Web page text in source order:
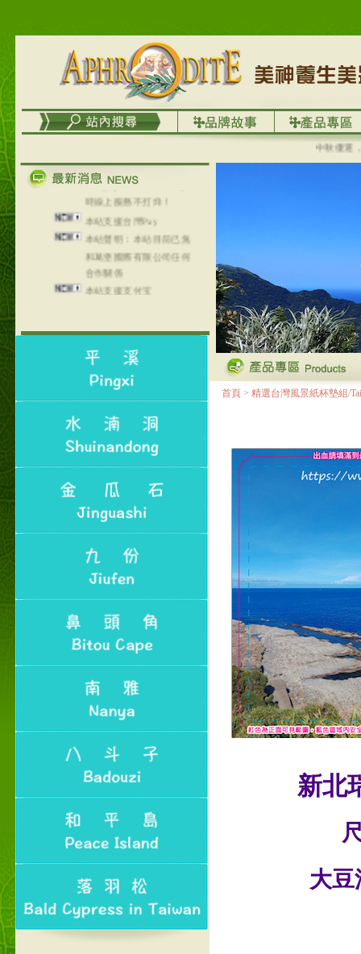
中秋優選，大
在外租屋者、居住處無管
理員、不方便在工作地點
取件者，歡迎多多使用
【郵局i郵箱】的服務喔～
【i郵箱】設立的地點，請
進入內頁連結～
Line@aphrodite2020 24小
時線上服務不打烊！
本站支援台灣Pay
本站聲明：本站目前已無
和葛堡國際有限公司任何
合作關係
本站支援支付宝
2017年1月1日起，中国大
首頁 > 精選台灣風景紙杯墊組/
新北
大